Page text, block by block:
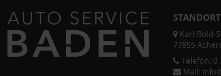
Karl-Bold-
77855
Telefon: 0
Mail: